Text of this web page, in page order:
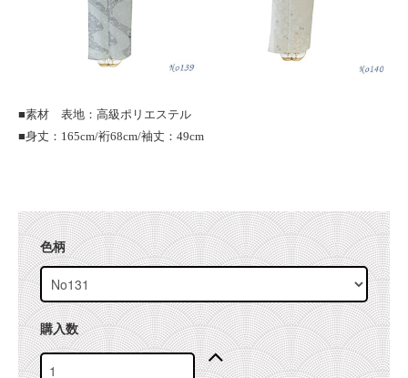
■素材 表地：高級ポリエステル
■身丈：165cm/裄68cm/袖丈：49cm
色柄
購入数